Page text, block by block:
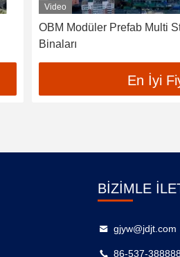
Video
OBM Modüler Prefab Multi
Binaları
En İyi
BIZIMLE
gjyw@jdjt.com
86-537-